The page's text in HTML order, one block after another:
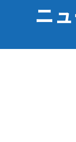
ニ